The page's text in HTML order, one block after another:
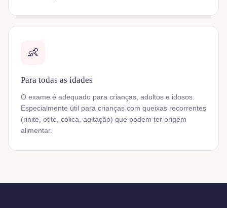
👶
Para todas as idades
O exame é adequado para crianças, adultos e idosos.
Especialmente útil para crianças com queixas recorrentes
(rinite, otite, cólica, agitação) que podem ter origem
alimentar.